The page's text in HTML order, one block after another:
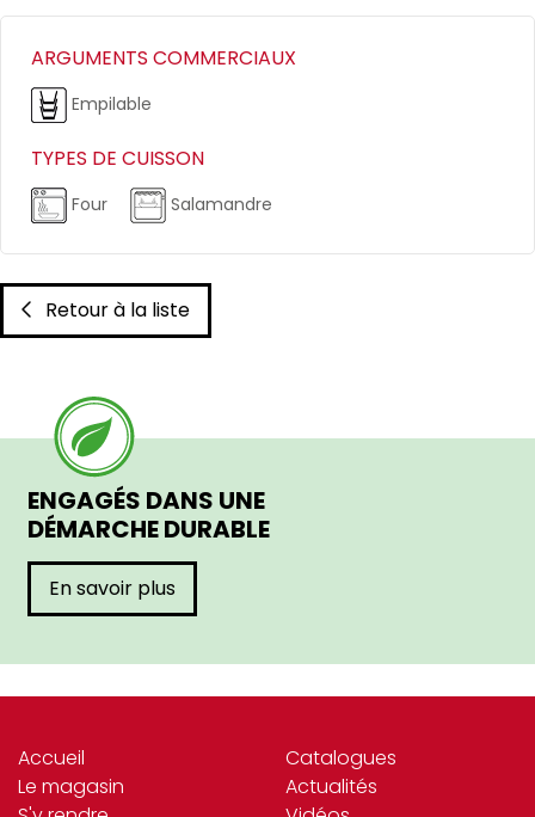
ARGUMENTS COMMERCIAUX
Empilable
TYPES DE CUISSON
Four Salamandre
Retour à la liste
ENGAGÉS DANS UNE
DÉMARCHE DURABLE
En savoir plus
Accueil
Le magasin
Catalogues
Actualités